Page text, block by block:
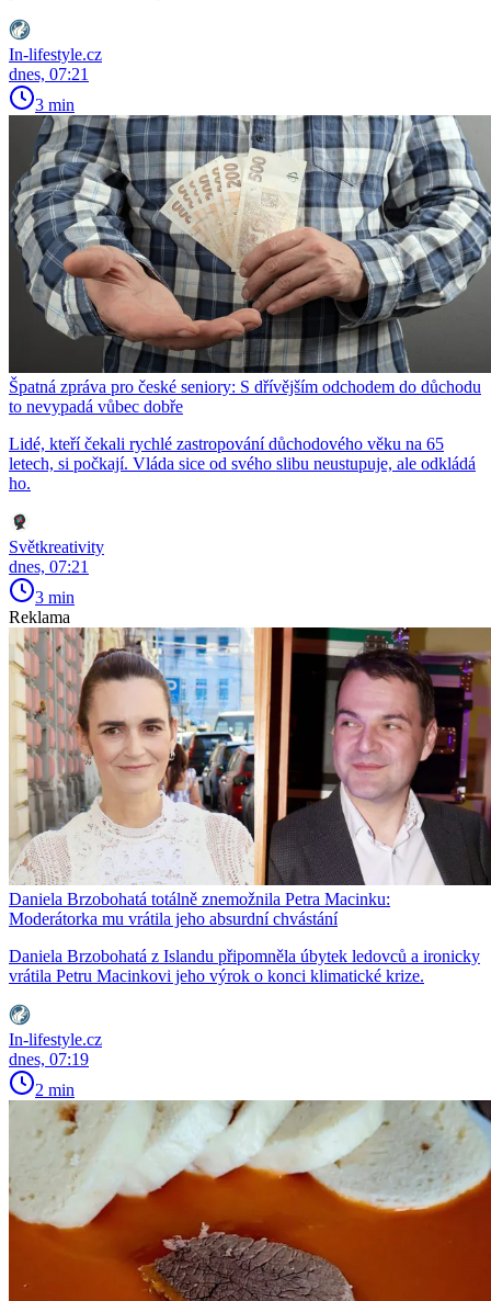
In-lifestyle.cz
dnes, 07:21
3 min
Špatná zpráva pro české seniory: S dřívějším odchodem do důchodu
to nevypadá vůbec dobře
Lidé, kteří čekali rychlé zastropování důchodového věku na 65
letech, si počkají. Vláda sice od svého slibu neustupuje, ale odkládá
ho.
Světkreativity
dnes, 07:21
3 min
Reklama
Daniela Brzobohatá totálně znemožnila Petra Macinku:
Moderátorka mu vrátila jeho absurdní chvástání
Daniela Brzobohatá z Islandu připomněla úbytek ledovců a ironicky
vrátila Petru Macinkovi jeho výrok o konci klimatické krize.
In-lifestyle.cz
dnes, 07:19
2 min